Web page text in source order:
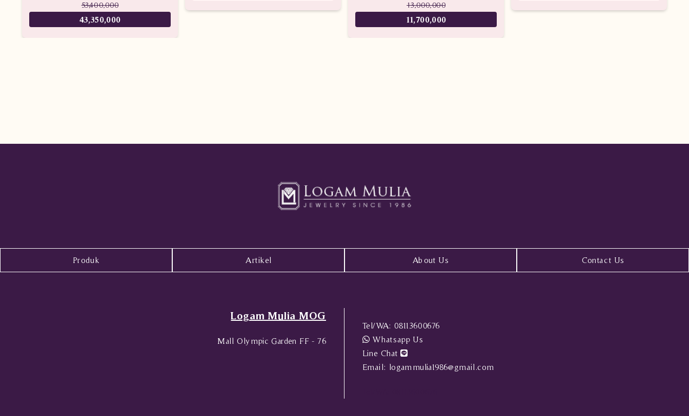
53,400,000
43,350,000
13,000,000
11,700,000
Produk Artikel About Us Contact Us
Logam Mulia MOG
Mall Olympic Garden FF - 76
Tel/WA: 08113600676
Whatsapp Us
Line Chat
Email: logammulia1986@gmail.com